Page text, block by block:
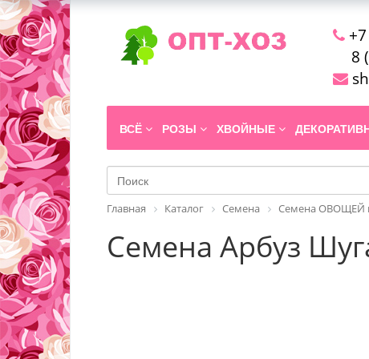
8
ВСЁ РОЗЫ ХВОЙНЫЕ
Главная Каталог Семена Семена ОВОЩЕЙ
Семена Арбуз